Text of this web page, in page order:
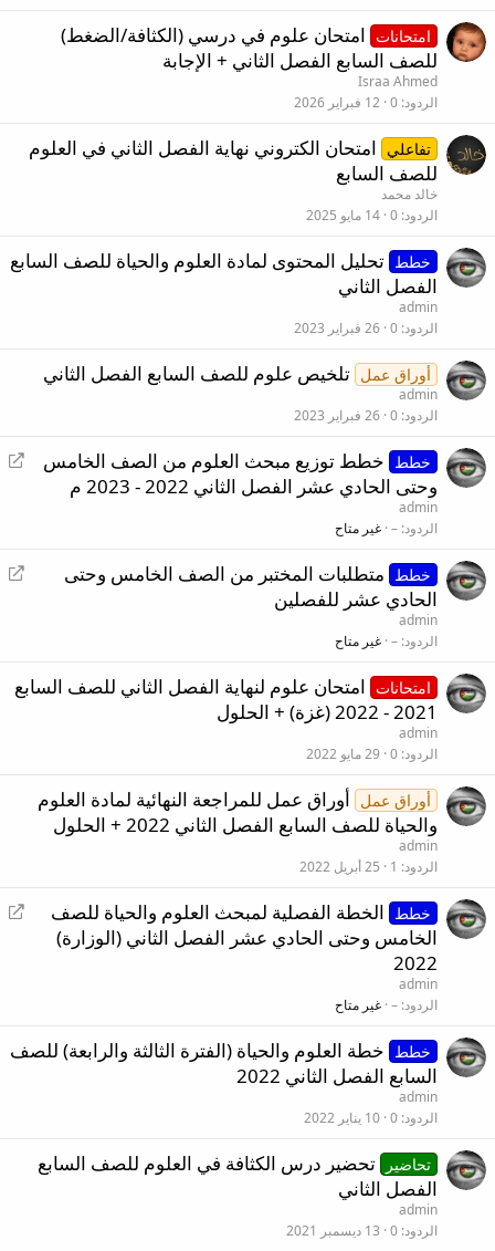
امتحانات امتحان علوم في درسي (الكثافة/الضغط)
للصف السابع الفصل الثاني + الإجابة
Israa Ahmed
الردود 0 12 فبراير 2026
تفاعلي امتحان الكتروني نهاية الفصل الثاني في العلوم
للصف السابع
خالد محمد
الردود 0 14 مايو 2025
خطط تحليل المحتوى لمادة العلوم والحياة للصف السابع
الفصل الثاني
admin
الردود 0 26 فبراير 2023
أوراق عمل تلخيص علوم للصف السابع الفصل الثاني
admin
الردود 0 26 فبراير 2023
إ
ت
خطط خطط توزيع مبحث العلوم من الصف الخامس
وحتى الحادي عشر الفصل الثاني 2022 - 2023 م
admin
الردود – غير متاح
إ
خطط متطلبات المختبر من الصف الخامس وحتى
الحادي عشر للفصلين
admin
الردود – غير متاح
امتحانات امتحان علوم لنهاية الفصل الثاني للصف السابع
2021 - 2022 (غزة) + الحلول
admin
الردود 0 29 مايو 2022
أوراق عمل أوراق عمل للمراجعة النهائية لمادة العلوم
والحياة للصف السابع الفصل الثاني 2022 + الحلول
admin
الردود 1 25 أبريل 2022
إ
خطط الخطة الفصلية لمبحث العلوم والحياة للصف
الخامس وحتى الحادي عشر الفصل الثاني (الوزارة)
2022
admin
الردود – غير متاح
خطط خطة العلوم والحياة (الفترة الثالثة والرابعة) للصف
السابع الفصل الثاني 2022
admin
الردود 0 10 يناير 2022
تحاضير
تحضير درس الكثافة في العلوم للصف السابع
الفصل الثاني
admin
الردود 0 13 ديسمبر 2021